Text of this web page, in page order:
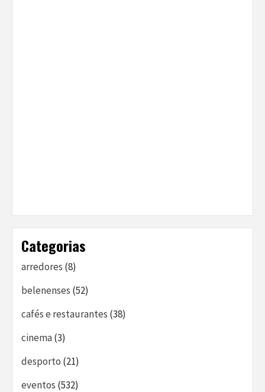
Categorias
arredores (8)
belenenses (52)
cafés e restaurantes (38)
cinema(3)
desporto (21)
eventos (532)